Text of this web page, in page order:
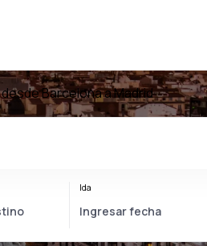
Barcelona a Madrid
Ida